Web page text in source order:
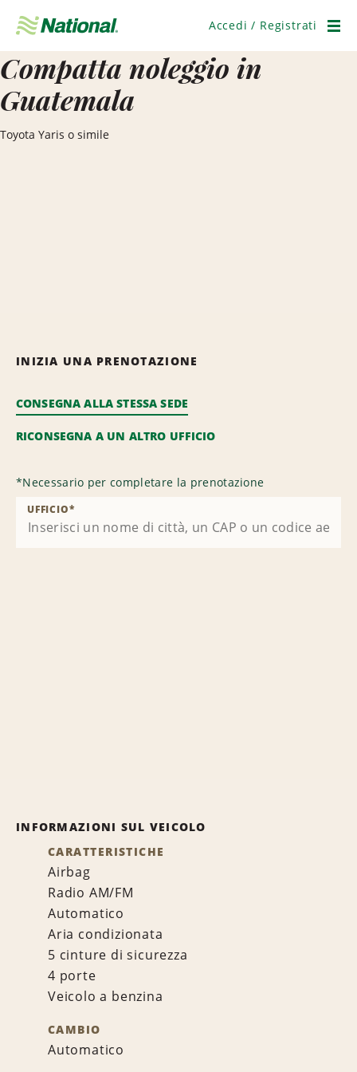
navigazione
Accedi / Registrati
Compatta noleggio in
Guatemala
Toyota Yaris o simile
INIZIA UNA PRENOTAZIONE
CONSEGNA ALLA STESSA SEDE
RICONSEGNA A UN ALTRO UFFICIO
*Necessario per completare la prenotazione
UFFICIO*
INFORMAZIONI SUL VEICOLO
CARATTERISTICHE
Airbag
Radio AM/FM
Automatico
Aria condizionata
5 cinture di sicurezza
4 porte
Veicolo a benzina
CAMBIO
Automatico